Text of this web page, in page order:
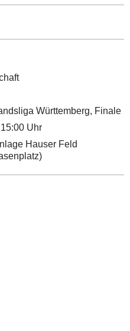
Württemberg, Finale
Uhr
Hauser Feld